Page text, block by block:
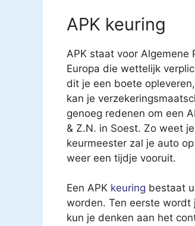
APK keuring
APK staat voor Algemene
Europa die wettelijk
dit je een boete
kan je
genoeg redenen om een
& Z.N. in Soest. Zo weet
keurmeester zal je auto
weer een tijdje vooruit.
Een APK keuring bestaat
worden. Ten eerste wordt
kun je denken aan het